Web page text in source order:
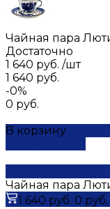
Чайная пара
Достаточно
1 640 руб. /шт
1 640 руб.
-0%
0 руб.
В корзину
Чайная пара
1 640 руб. 0 руб.